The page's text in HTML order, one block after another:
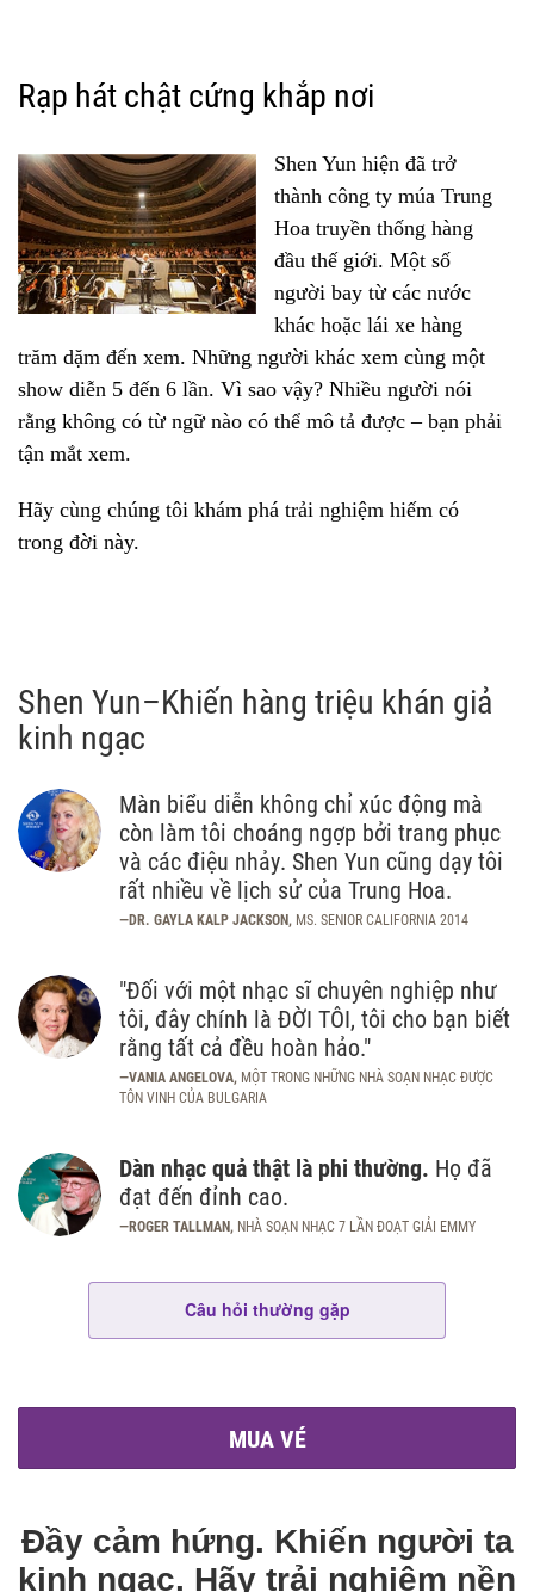
Rạp hát chật cứng khắp nơi
Shen Yun hiện đã trở
thành công ty múa Trung
Hoa truyền thống hàng
đầu thế giới. Một số
người bay từ các nước
khác hoặc lái xe hàng
trăm dặm đến xem. Những người khác xem cùng một
show diễn 5 đến 6 lần. Vì sao vậy? Nhiều người nói
rằng không có từ ngữ nào có thể mô tả được – bạn phải
tận mắt xem.
Hãy cùng chúng tôi khám phá trải nghiệm hiếm có
trong đời này.
Shen Yun–Khiến hàng triệu khán giả
kinh ngạc
Màn biểu diễn không chỉ xúc động mà
còn làm tôi choáng ngợp bởi trang phục
và các điệu nhảy. Shen Yun cũng dạy tôi
rất nhiều về lịch sử của Trung Hoa.
—DR. GAYLA KALP JACKSON, MS. SENIOR CALIFORNIA 2014
"Đối với một nhạc sĩ chuyên nghiệp như
tôi, đây chính là ĐỜI TÔI, tôi cho bạn biết
rằng tất cả đều hoàn hảo."
—VANIA ANGELOVA, MỘT TRONG NHỮNG NHÀ SOẠN NHẠC ĐƯỢC
TÔN VINH CỦA BULGARIA
Dàn nhạc quả thật là phi thường. Họ đã
đạt đến đỉnh cao.
—ROGER TALLMAN, NHÀ SOẠN NHẠC 7 LẦN ĐOẠT GIẢI EMMY
Câu hỏi thường gặp
MUA VÉ
Đầy cảm hứng. Khiến người ta
kinh ngạc. Hãy trải nghiệm nền